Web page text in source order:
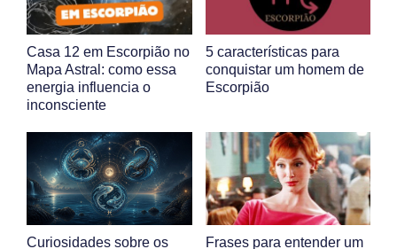
Casa 12 em Escorpião no
Mapa Astral: como essa
energia influencia o
inconsciente
5 características para
conquistar um homem de
Escorpião
Curiosidades sobre os Frases para entender um